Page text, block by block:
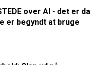
over AI - det er da
er begyndt at bruge